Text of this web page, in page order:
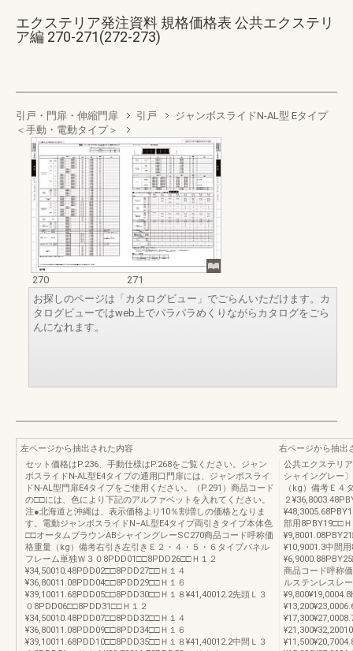
エクステリア発注資料 規格価格表 公共エクステリ
ア編 270-271(272-273)
引戸・門扉・伸縮門扉 引戸
ジャンボスライドN-AL型 Eタイプ
＜手動・電動タイプ＞
270
271
お探しのページは「カタログビュー」でごらんいただけます。カ
タログビューではweb上でパラパラめくりながらカタログをごら
んになれます。
左ページから抽出された内容
セット価格はP.236、手動仕様はP.268をご覧ください。ジャン
ボスライドN-AL型E4タイプの通用口門扉には、ジャンボスライ
ドN-AL型門扉E4タイプをご使用ください。（P.291）商品コード
の□□には、色により下記のアルファベットを入れてください。
注●北海道と沖縄は、表示価格より10％割増しの価格となりま
す。電動ジャンボスライドN−AL型E4タイプ両引きタイプ本体色
□□オータムブラウンABシャイングレーSC270商品コード呼称価
格重量（kg）備考右引き左引きＥ２・４・５・６タイプパネル
フレーム単独Ｗ３０8PDD01□□8PDD26□□Ｈ１２
¥34,50010.48PDD02□□8PDD27□□Ｈ１４
¥36,80011.08PDD04□□8PDD29□□Ｈ１６
¥39,10011.68PDD05□□8PDD30□□Ｈ１８¥41,40012.2先頭Ｌ３
０8PDD06□□8PDD31□□Ｈ１２
¥34,50010.48PDD07□□8PDD32□□Ｈ１４
¥36,80011.08PDD09□□8PDD34□□Ｈ１６
¥39,10011.68PDD10□□8PDD35□□Ｈ１８¥41,40012.2中間Ｌ３
右ページから抽出
公共エクステリ
シャイングレー
（kg）備考Ｅ４
２
部用8PBY19□□
¥10,9001.3中間
商品コード呼称
ルステンレスレ